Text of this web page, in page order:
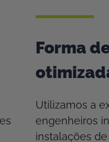
Forma
Utilizamos a
engenheiros
instalações